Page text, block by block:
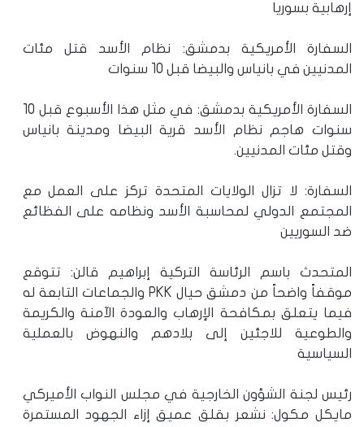
إرهابية بسوريا
السفارة الأمريكية بدمشق: نظام الأسد قتل مئات
المدنيين في بانياس والبيضا قبل 10 سنوات
السفارة الأمريكية بدمشق: في مثل هذا الأسبوع قبل 10
سنوات هاجم نظام الأسد قرية البيضا ومدينة بانياس
وقتل مئات المدنيين.
السفارة: لا تزال الولايات المتحدة تركز على العمل مع
المجتمع الدولي لمحاسبة الأسد ونظامه على الفظائع
ضد السوريين
المتحدث باسم الرئاسة التركية إبراهيم قالن: تتوقع
موقفاً واضحاً من دمشق حيال PKK والجماعات التابعة له
فيما يتعلق بمكافحة الإرهاب والعودة الآمنة والكريمة
والطوعية للاجئين إلى بلادهم والنهوض بالعملية
السياسية
رئيس لجنة الشؤون الخارجية في مجلس النواب الأميركي
مايكل مكول: نشعر بقلق عميق إزاء الجهود المستمرة